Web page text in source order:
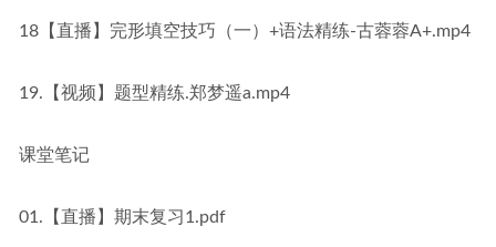
18【直播】完形填空技巧（一）+语法精练-古蓉蓉A+.mp4
19.【视频】题型精练.郑梦遥a.mp4
课堂笔记
01.【直播】期末复习1.pdf